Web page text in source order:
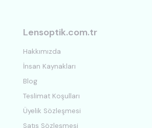
Lensoptik.com.tr
Hakkımızda
İnsan Kaynakları
Blog
Teslimat Koşulları
Üyelik Sözleşmesi
Satış Sözleşmesi